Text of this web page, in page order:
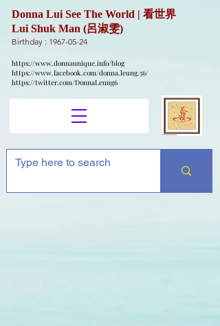
Donna Lui See The World | 看世界
Lui Shuk Man (呂淑雯)
Birthday : 1967-05-24
https://www.donnaunique.info/blog
https://www.facebook.com/donna.leung.56/
https://twitter.com/DonnaLeung6